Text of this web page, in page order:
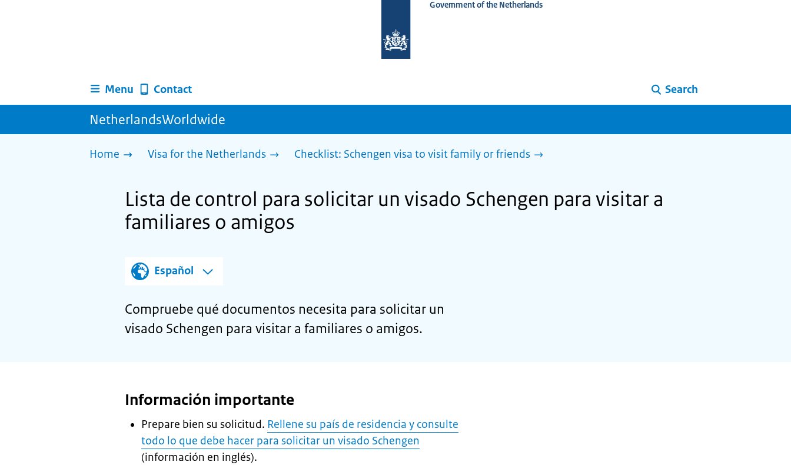
homepage
Government of the Netherlands
Menu Contact Search
NetherlandsWorldwide
Home Visa for the Netherlands Checklist: Schengen visa to visit family or friends
Lista de control para solicitar un visado Schengen para visitar a
familiares o amigos
Español
Compruebe qué documentos necesita para solicitar un
visado Schengen para visitar a familiares o amigos.
Información importante
Prepare bien su solicitud. Rellene su país de residencia y consulte
todo lo que debe hacer para solicitar un visado Schengen
(información en inglés).